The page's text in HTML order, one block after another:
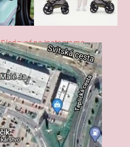
Sledovať na Instagrame